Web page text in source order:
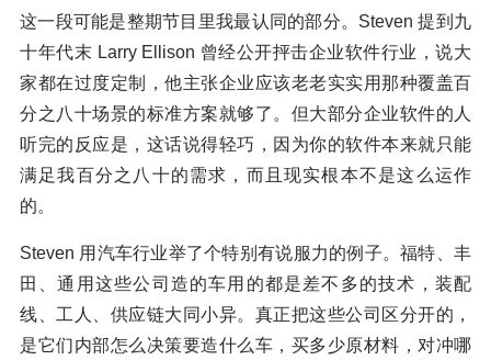
这一段可能是整期节目里我最认同的部分。Steven 提到九
十年代末 Larry Ellison 曾经公开抨击企业软件行业，说大
家都在过度定制，他主张企业应该老老实实用那种覆盖百
分之八十场景的标准方案就够了。但大部分企业软件的人
听完的反应是，这话说得轻巧，因为你的软件本来就只能
满足我百分之八十的需求，而且现实根本不是这么运作
的。
Steven 用汽车行业举了个特别有说服力的例子。福特、丰
田、通用这些公司造的车用的都是差不多的技术，装配
线、工人、供应链大同小异。真正把这些公司区分开的，
是它们内部怎么决策要造什么车，买多少原材料，对冲哪